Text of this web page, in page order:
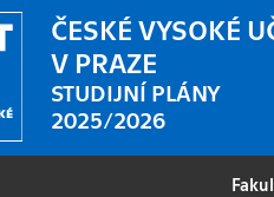
ČESKÉ VYSOKÉ
V PRAZE
STUDIJNÍ PLÁNY
2025/2026